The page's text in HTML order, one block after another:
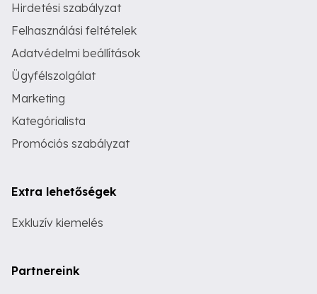
Hirdetési szabályzat
Felhasználási feltételek
Adatvédelmi beállítások
Ügyfélszolgálat
Marketing
Kategórialista
Promóciós szabályzat
Extra lehetőségek
Exkluzív kiemelés
Partnereink